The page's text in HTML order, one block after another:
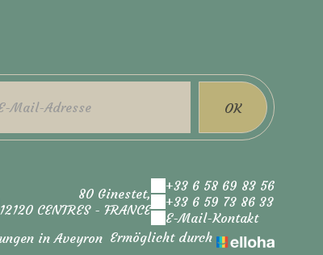
OK
80 Ginestet,
12120 CENTRES - FRANCE
+33 6 58 69 83 56
+33 6 59 73 86 33
E-Mail-Kontakt
in Aveyron Ermöglicht durch